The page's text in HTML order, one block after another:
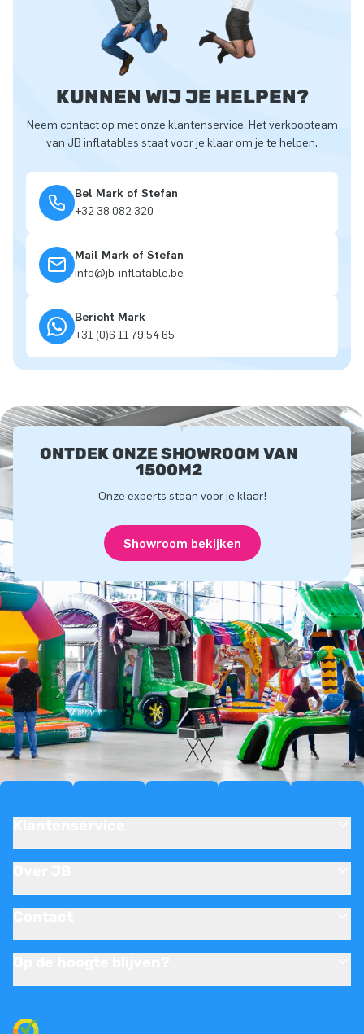
KUNNEN WIJ JE HELPEN?
Neem contact op met onze klantenservice. Het verkoopteam
van JB inflatables staat voor je klaar om je te helpen.
Bel Mark of Stefan
+32 38 082 320
Mail Mark of Stefan
info@jb-inflatable.be
Bericht Mark
+31 (0)6 11 79 54 65
ONTDEK ONZE SHOWROOM VAN
1500M2
Onze experts staan voor je klaar!
Showroom bekijken